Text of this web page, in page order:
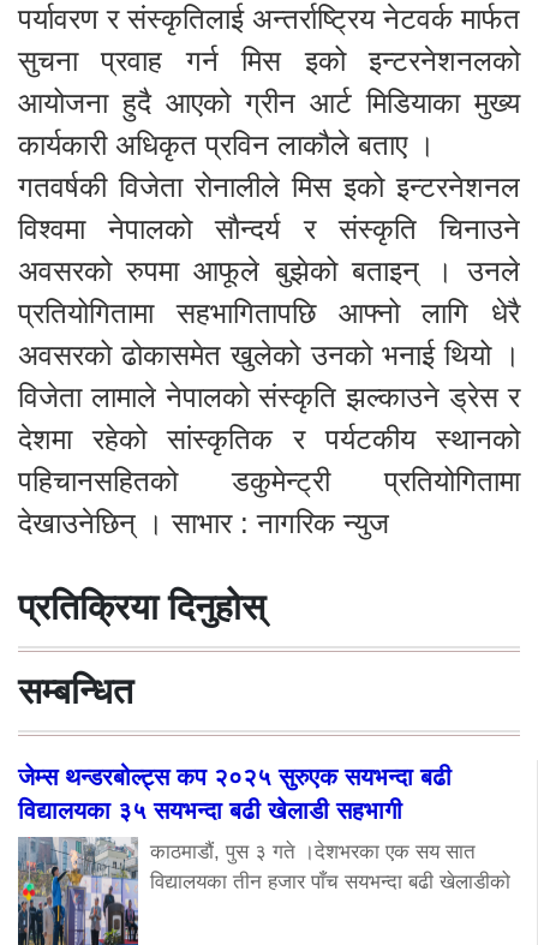
पर्यावरण र संस्कृतिलाई अन्तर्राष्ट्रिय नेटवर्क मार्फत
सुचना प्रवाह गर्न मिस इको इन्टरनेशनलको
आयोजना हुदै आएको ग्रीन आर्ट मिडियाका मुख्य
कार्यकारी अधिकृत प्रविन लाकौले बताए ।
गतवर्षकी विजेता रोनालीले मिस इको इन्टरनेशनल
विश्वमा नेपालको साैन्दर्य र संस्कृति चिनाउने
अवसरको रुपमा आफूले बुझेको बताइन् । उनले
प्रतियोगितामा सहभागितापछि आफ्नो लागि धेरै
अवसरको ढोकासमेत खुलेको उनको भनाई थियो ।
विजेता लामाले नेपालको संस्कृति झल्काउने ड्रेस र
देशमा रहेको सांस्कृतिक र पर्यटकीय स्थानको
पहिचानसहितको डकुमेन्ट्री प्रतियोगितामा
देखाउनेछिन् । साभार : नागरिक न्युज
प्रतिक्रिया दिनुहोस्
सम्बन्धित
जेम्स थन्डरबोल्ट्स कप २०२५ सुरुएक सयभन्दा बढी
विद्यालयका ३५ सयभन्दा बढी खेलाडी सहभागी
काठमाडौं, पुस ३ गते ।देशभरका एक सय सात
विद्यालयका तीन हजार पाँच सयभन्दा बढी खेलाडीको